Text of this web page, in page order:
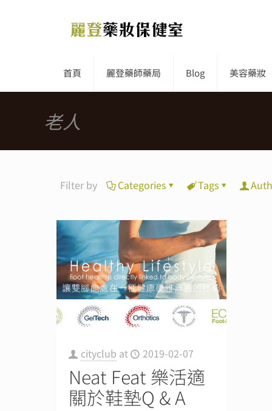
首頁 麗登藥師藥局 Blog 美容藥妝
老人
Filter by Categories Tags
cityclub at 2019-02-07
Neat Feat 樂活適
關於鞋墊Q & A